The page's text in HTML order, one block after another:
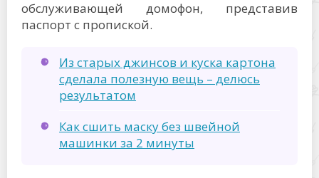
обслуживающей домофон, представив
паспорт с пропиской.
Из старых джинсов и куска картона
сделала полезную вещь – делюсь
результатом
Как сшить маску без швейной
машинки за 2 минуты